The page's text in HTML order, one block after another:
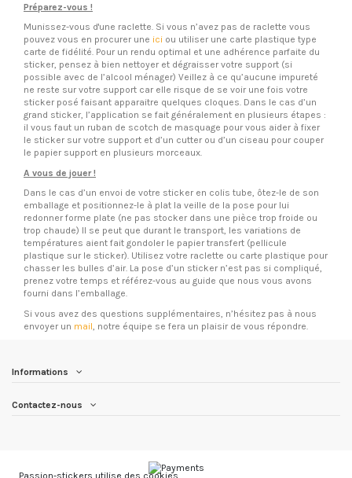
Préparez-vous !
Munissez-vous d'une raclette. Si vous n’avez pas de raclette vous
pouvez vous en procurer une ici ou utiliser une carte plastique type
carte de fidélité. Pour un rendu optimal et une adhérence parfaite du
sticker, pensez à bien nettoyer et dégraisser votre support (si
possible avec de l’alcool ménager) Veillez à ce qu’aucune impureté
ne reste sur votre support car elle risque de se voir une fois votre
sticker posé faisant apparaitre quelques cloques. Dans le cas d’un
grand sticker, l’application se fait généralement en plusieurs étapes :
il vous faut un ruban de scotch de masquage pour vous aider à fixer
le sticker sur votre support et d’un cutter ou d’un ciseau pour couper
le papier support en plusieurs morceaux.
A vous de jouer !
Dans le cas d’un envoi de votre sticker en colis tube, ôtez-le de son
emballage et positionnez-le à plat la veille de la pose pour lui
redonner forme plate (ne pas stocker dans une pièce trop froide ou
trop chaude) Il se peut que durant le transport, les variations de
températures aient fait gondoler le papier transfert (pellicule
plastique sur le sticker). Utilisez votre raclette ou carte plastique pour
chasser les bulles d’air. La pose d’un sticker n’est pas si compliqué,
prenez votre temps et référez-vous au guide que nous vous avons
fourni dans l’emballage.
Si vous avez des questions supplémentaires, n’hésitez pas à nous
envoyer un mail, notre équipe se fera un plaisir de vous répondre.
Informations
Contactez-nous